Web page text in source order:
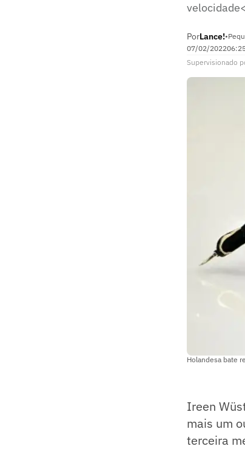
PorLance!•
07/02/2022
Supervisionado
Holandesa bate
Ireen
mais um
terceira